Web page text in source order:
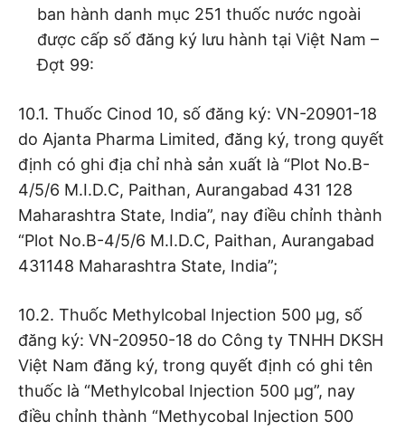
ban hành danh mục 251 thuốc nước ngoài
được cấp số đăng ký lưu hành tại Việt Nam –
Đợt 99:
10.1. Thuốc Cinod 10, số đăng ký: VN-20901-18
do Ajanta Pharma Limited, đăng ký, trong quyết
định có ghi địa chỉ nhà sản xuất là “Plot No.B-
4/5/6 M.I.D.C, Paithan, Aurangabad 431 128
Maharashtra State, India”, nay điều chỉnh thành
“Plot No.B-4/5/6 M.I.D.C, Paithan, Aurangabad
431148 Maharashtra State, India”;
10.2. Thuốc Methylcobal Injection 500 µg, số
đăng ký: VN-20950-18 do Công ty TNHH DKSH
Việt Nam đăng ký, trong quyết định có ghi tên
thuốc là “Methylcobal Injection 500 µg”, nay
điều chỉnh thành “Methycobal Injection 500